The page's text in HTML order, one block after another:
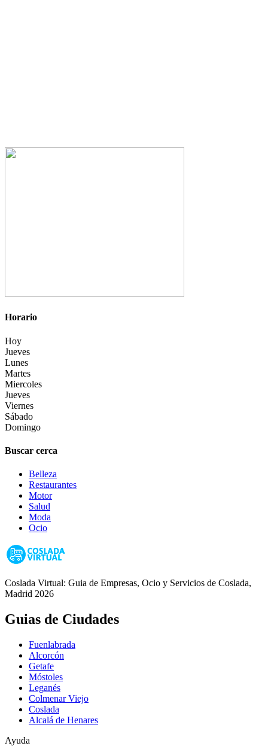
Horario
Hoy
Jueves
Lunes
Martes
Miercoles
Jueves
Viernes
Sábado
Domingo
Buscar cerca
Belleza
Restaurantes
Motor
Salud
Moda
Ocio
Coslada Virtual: Guia de Empresas, Ocio y Servicios de Coslada,
Madrid 2026
Guias de Ciudades
Fuenlabrada
Alcorcón
Getafe
Móstoles
Leganés
Colmenar Viejo
Coslada
Alcalá de Henares
Ayuda